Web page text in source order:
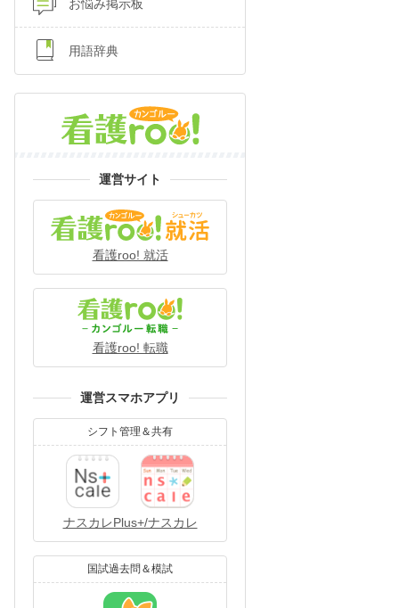
お悩み掲示板
用語辞典
運営サイト
看護roo! 就活
看護roo! 転職
運営スマホアプリ
シフト管理＆共有
ナスカレPlus+/ナスカレ
国試過去問＆模試